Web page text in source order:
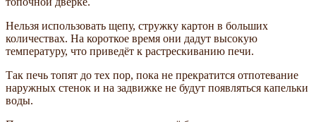
Нельзя использовать щепу, стружку картон в больших
количествах. На короткое время они дадут высокую
температуру, что приведёт к растрескиванию печи.
Так печь топят до тех пор, пока не прекратится отпотевание
наружных стенок и на задвижке не будут появляться капельки
воды.